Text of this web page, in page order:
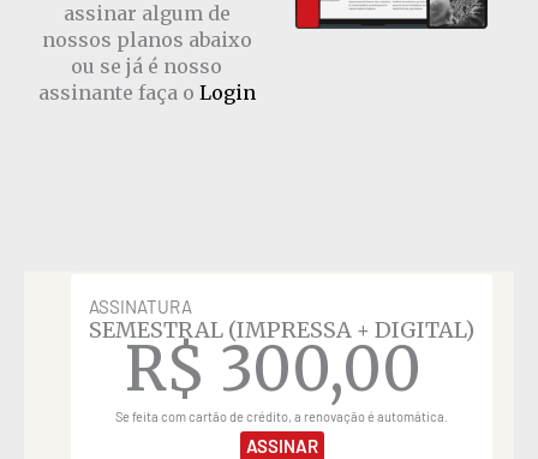
assinar algum de
nossos planos abaixo
ou se já é nosso
assinante faça o Login
ASSINATURA
SEMESTRAL (IMPRESSA + DIGITAL)
R$ 300,00
Se feita com cartão de crédito, a renovação é automática.
ASSINAR